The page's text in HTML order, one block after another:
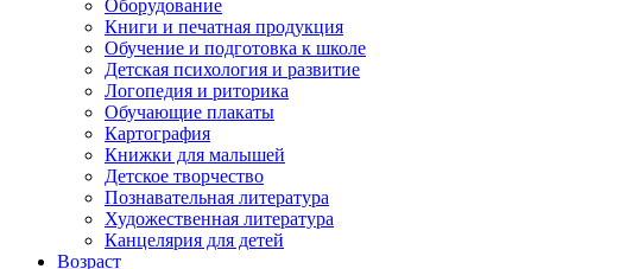
Оборудование
Книги и печатная продукция
Обучение и подготовка к школе
Детская психология и развитие
Логопедия и риторика
Обучающие плакаты
Картография
Книжки для малышей
Детское творчество
Познавательная литература
Художественная литература
Канцелярия для детей
Возраст